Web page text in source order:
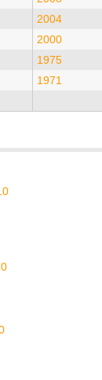
2004
2000
1975
1971